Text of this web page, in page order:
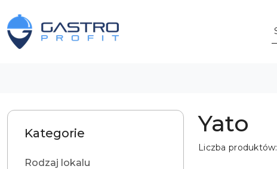
Przejdź do treści głównej
Przejdź do wyszukiwarki
Przejdź do moje konto
Przejdź do menu głównego
Przejdź do stopki
Kategorie
Rodzaj lokalu
Yato
Liczba produktów: